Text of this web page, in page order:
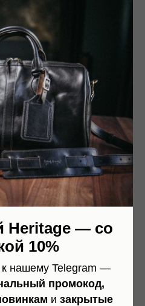
Heritage — со
10%
к нашему Telegram —
промокод,
и закрытые
Экспертный разбор от
ошибиться с размером: